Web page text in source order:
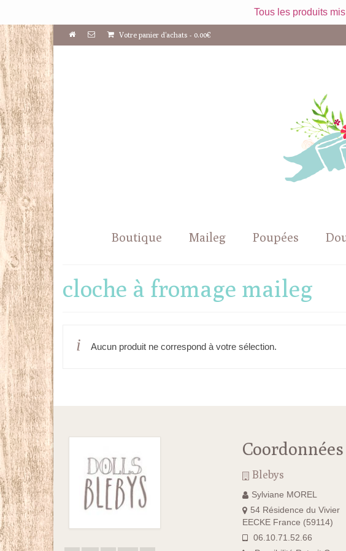
Tous les produits
Votre panier d'achats - 0.00€
Boutique Maileg Poupées
cloche à fromage maileg
Aucun produit ne correspond à votre sélection.
Coordonnées
Blebys
Sylviane MOREL
54 Résidence du Vivier
EECKE France (59114)
06.10.71.52.66